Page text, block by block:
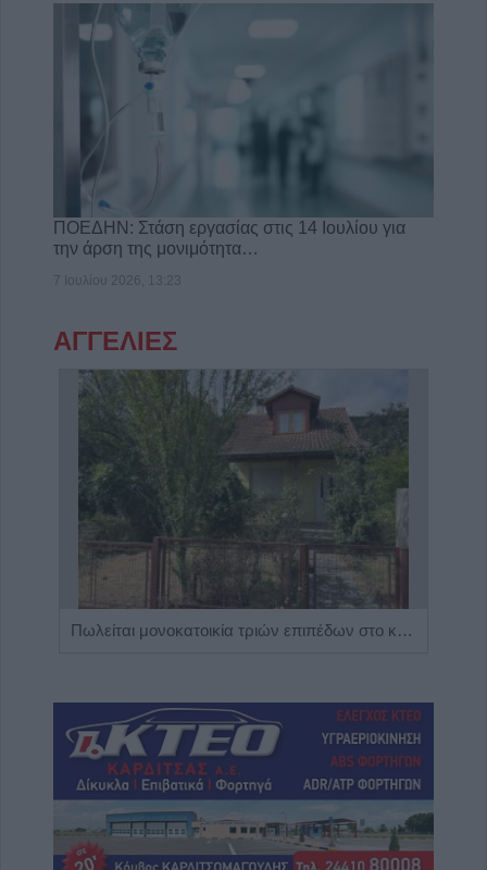
ΠΟΕΔΗΝ: Στάση εργασίας στις 14 Ιουλίου για
την άρση της μονιμότητα…
7 Ιουλίου 2026, 13:23
ΑΓΓΕΛΙΕΣ
Πωλείται μονοκατοικία τριών επιπέδων στο καταπράσινο Πευκόφυτο Καρδίτσας